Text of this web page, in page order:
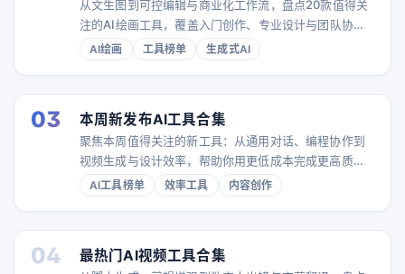
从文生图到可控编辑与商业化工作流，盘点20款值得关
注的AI绘画工具，覆盖入门创作、专业设计与团队协作
场景。
AI绘画 工具榜单 生成式AI
03 本周新发布AI工具合集
聚焦本周值得关注的新工具：从通用对话、编程协作到
视频生成与设计效率，帮助你用更低成本完成更高质量
的内容与工作流。
AI工具榜单 效率工具 内容创作
04 最热门AI视频工具合集